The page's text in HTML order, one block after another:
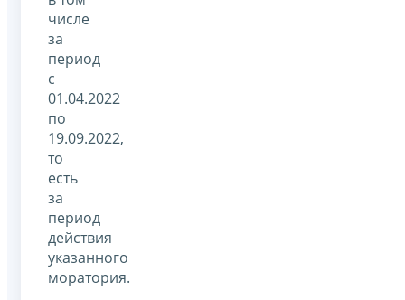
числе
за
период
с
01.04.2022
по
19.09.2022,
то
есть
за
период
действия
указанного
моратория.